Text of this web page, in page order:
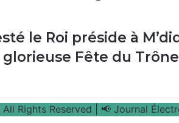
le Roi préside à
glorieuse Fête du Trône
Rights Reserved | 📢 Journal